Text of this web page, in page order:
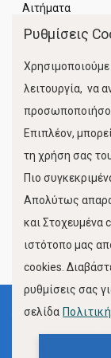
Αιτήματα
FOLLOW US
Όροι Χρήσης
Ρυθμίσεις
λειτουργία, να
Επιπλέον,
τη χρήση σας
Πιο
Απολύτως
και Στοχευμένα
ιστότοπο μας
cookies.
ρυθμίσεις σας
σελίδα